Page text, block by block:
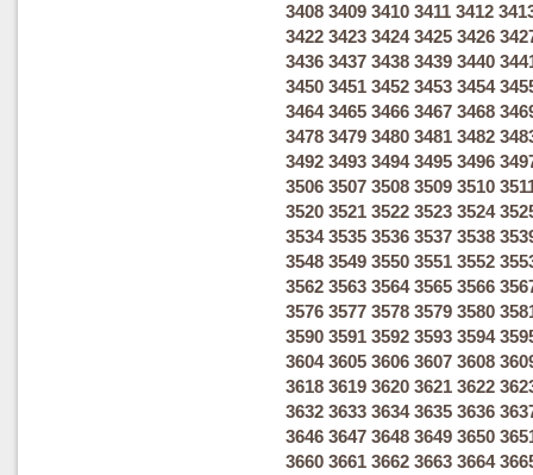
3408 3409 3410 3411 3412
3422 3423 3424 3425 3426
3436 3437 3438 3439 3440
3450 3451 3452 3453 3454
3464 3465 3466 3467 3468
3478 3479 3480 3481 3482
3492 3493 3494 3495 3496
3506 3507 3508 3509 3510
3520 3521 3522 3523 3524
3534 3535 3536 3537 3538
3548 3549 3550 3551 3552
3562 3563 3564 3565 3566
3576 3577 3578 3579 3580
3590 3591 3592 3593 3594
3604 3605 3606 3607 3608
3618 3619 3620 3621 3622
3632 3633 3634 3635 3636
3646 3647 3648 3649 3650
3660 3661 3662 3663 3664